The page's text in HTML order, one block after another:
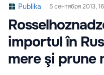
Publika 5 сентября 2013,
importul în
mere şi prune